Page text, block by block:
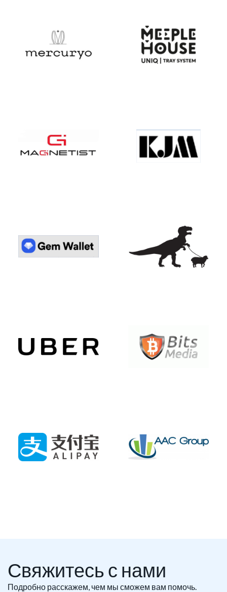
Свяжитесь с нами
Подробно расскажем, чем мы сможем вам помочь.